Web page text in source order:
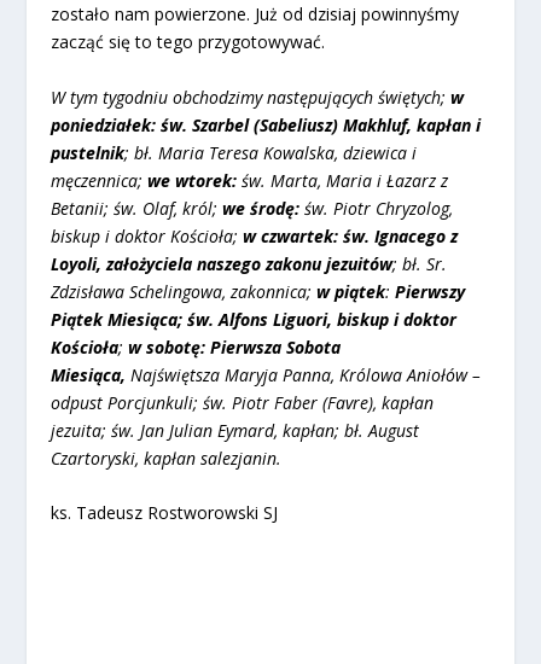
zostało nam powierzone. Już od dzisiaj powinnyśmy
zacząć się to tego przygotowywać.
W tym tygodniu obchodzimy następujących świętych;w
poniedziałek: św. Szarbel (Sabeliusz) Makhluf, kapłan i
pustelnik; bł. Maria Teresa Kowalska, dziewica i
męczennica;we wtorek:św. Marta, Maria i Łazarz z
Betanii; św. Olaf, król; we środę: św. Piotr Chryzolog,
biskup i doktor Kościoła;w czwartek: św. Ignacego z
Loyoli, założyciela naszego zakonu jezuitów; bł. Sr.
Zdzisława Schelingowa, zakonnica;w piątek: Pierwszy
Piątek Miesiąca; św. Alfons Liguori, biskup i doktor
Kościoła;w sobotę: Pierwsza Sobota
Miesiąca,Najświętsza Maryja Panna, Królowa Aniołów –
odpust Porcjunkuli; św. Piotr Faber (Favre), kapłan
jezuita; św. Jan Julian Eymard, kapłan; bł. August
Czartoryski, kapłan salezjanin.
ks. Tadeusz Rostworowski SJ